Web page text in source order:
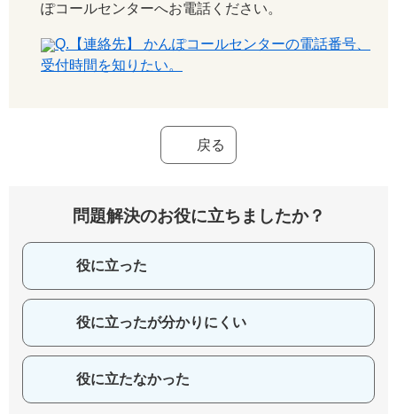
ぽコールセンターへお電話ください。
Q.【連絡先】 かんぽコールセンターの電話番号、
受付時間を知りたい。
戻る
問題解決のお役に立ちましたか？
役に立った
役に立ったが分かりにくい
役に立たなかった